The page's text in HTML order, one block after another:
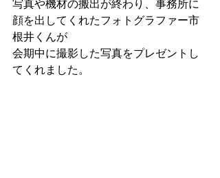
写真や機材の搬出が終わり、事務所に
顔を出してくれたフォトグラファー市
根井くんが
会期中に撮影した写真をプレゼントし
てくれました。